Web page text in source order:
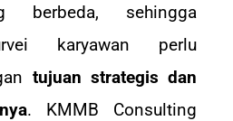
berbeda, sehingga
karyawan perlu
tujuan strategis dan
. KMMB Consulting